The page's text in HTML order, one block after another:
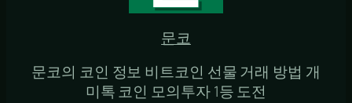
문코
문코의 코인 정보 비트코인 선물 거래 방법 개
미톡 코인 모의투자 1등 도전